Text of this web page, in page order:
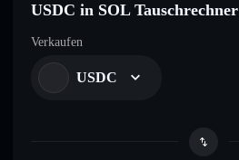
USDC in SOL Tauschrechner
Verkaufen
USDC